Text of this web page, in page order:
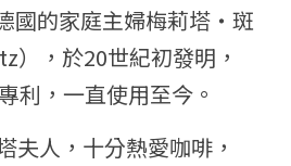
國的家庭主婦梅莉塔・斑
），於20世紀初發明，
利，一直使用至今。
夫人，十分熱愛咖啡，